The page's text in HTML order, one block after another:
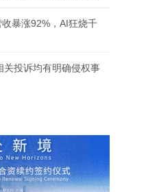
暴涨92%，AI狂烧千
关投诉均有明确侵权事